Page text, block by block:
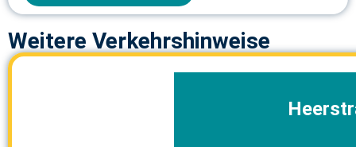
Weitere Verkehrshinweise